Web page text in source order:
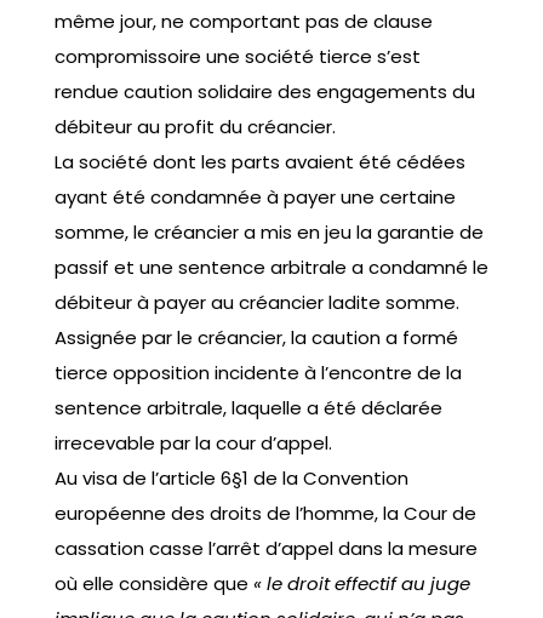
même jour, ne comportant pas de clause
compromissoire une société tierce s’est
rendue caution solidaire des engagements du
débiteur au profit du créancier.
La société dont les parts avaient été cédées
ayant été condamnée à payer une certaine
somme, le créancier a mis en jeu la garantie de
passif et une sentence arbitrale a condamné le
débiteur à payer au créancier ladite somme.
Assignée par le créancier, la caution a formé
tierce opposition incidente à l’encontre de la
sentence arbitrale, laquelle a été déclarée
irrecevable par la cour d’appel.
Au visa de l’article 6§1 de la Convention
européenne des droits de l’homme, la Cour de
cassation casse l’arrêt d’appel dans la mesure
où elle considère que « le droit effectif au juge